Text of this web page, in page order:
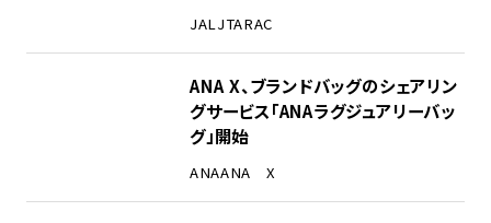
JALJTARAC
ANA X、ブランドバッグのシェアリン
グサービス「ANAラグジュアリーバッ
グ」開始
ANAANA X